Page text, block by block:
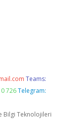
Teams:
726 Telegram:
Bilgi Teknolojileri